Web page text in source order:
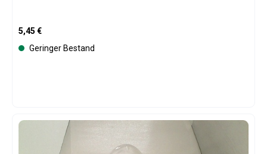
Regulärer Preis:
5,45 €
Geringer Bestand